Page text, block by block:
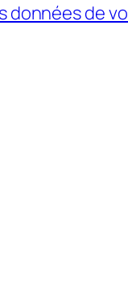
données de